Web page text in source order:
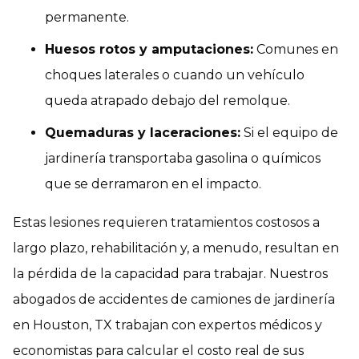
permanente.
Huesos rotos y amputaciones: Comunes en
choques laterales o cuando un vehículo
queda atrapado debajo del remolque.
Quemaduras y laceraciones: Si el equipo de
jardinería transportaba gasolina o químicos
que se derramaron en el impacto.
Estas lesiones requieren tratamientos costosos a
largo plazo, rehabilitación y, a menudo, resultan en
la pérdida de la capacidad para trabajar. Nuestros
abogados de accidentes de camiones de jardinería
en Houston, TX trabajan con expertos médicos y
economistas para calcular el costo real de sus